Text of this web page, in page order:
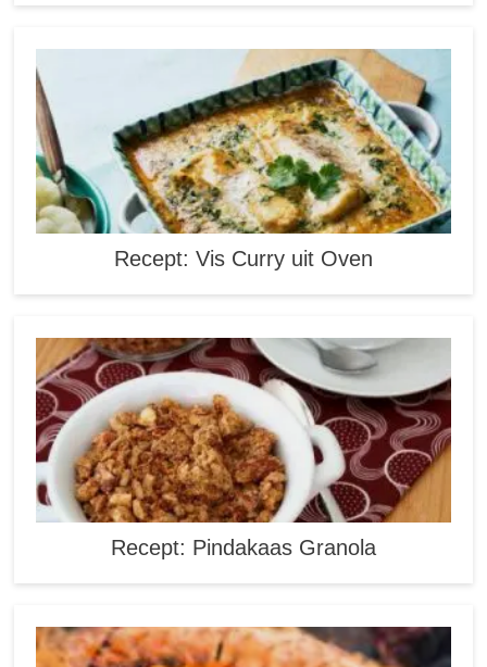
Recept: Vis Curry uit Oven
Recept: Pindakaas Granola